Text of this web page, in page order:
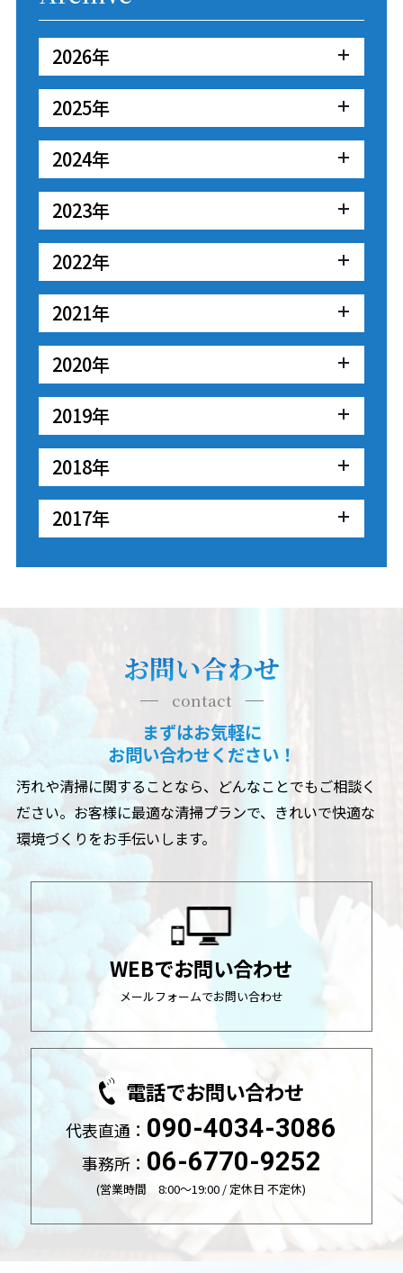
2026年
2025年
2024年
2023年
2022年
2021年
2020年
2019年
2018年
2017年
お問い合わせ
contact
まずはお気軽に
お問い合わせください！
汚れや清掃に関することなら、どんなことでもご相談く
ださい。 お客様に最適な清掃プランで、きれいで快適な
環境づくりをお手伝いします。
WEBでお問い合わせ
メールフォームでお問い合わせ
電話でお問い合わせ
代表直通： 090-4034-3086
事務所： 06-6770-9252
(営業時間 8:00～19:00 / 定休日 不定休)